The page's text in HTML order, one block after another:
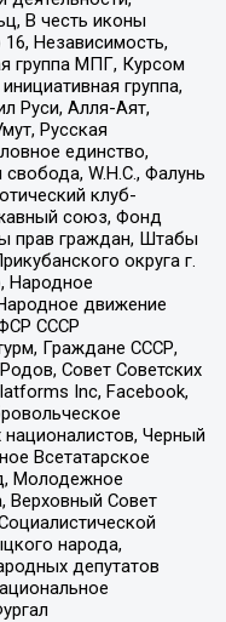
В честь иконы
Независимость,
группа МПГ, Курсом
группа,
Руси, Алля-Аят,
Русская
единство,
W.H.С., Фалунь
клуб-
союз, Фонд
прав граждан, Штабы
округа г.
Народное
движение
СССР
Граждане СССР,
Совет Советских
Inc, Facebook,
Черный
Всетатарское
Молодежное
Верховный Совет
народа,
депутатов